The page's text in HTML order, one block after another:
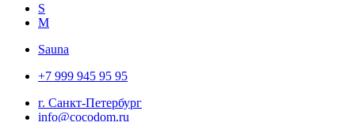
S
M
Sauna
+7 999 945 95 95
г. Санкт-Петербург
info@cocodom.ru